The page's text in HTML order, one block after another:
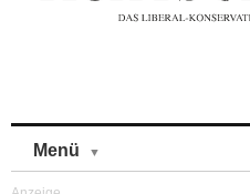
Menü